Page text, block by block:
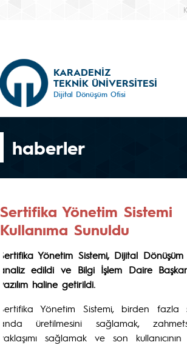
KARADENİZ
TEKNİK ÜNİVERSİTESİ
Dijital Dönüşüm Ofisi
haberler
Sertifika Yönetim Sistemi
Kullanıma Sunuldu
Yönetim Sistemi, Dijital
edildi ve Bilgi İşlem Daire
haline getirildi.
Yönetim Sistemi, birden fazla
üretilmesini sağlamak,
sağlamak ve son